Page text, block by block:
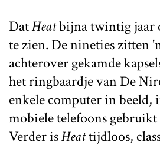
DatHeatbijna twintig jaar
te zien. De nineties zitten
achterover gekamde
het ringbaardje van De
enkele computer in beeld,
mobiele telefoons
Verder isHeattijdloos,